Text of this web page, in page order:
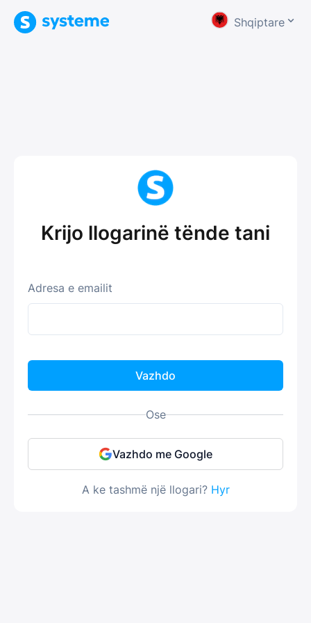
Shqiptare
Krijo llogarinë tënde tani
Adresa e emailit
Vazhdo
Ose
Vazhdo me Google
A ke tashmë një llogari? Hyr